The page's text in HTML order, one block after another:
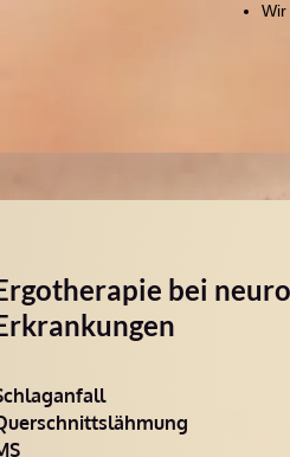
bei